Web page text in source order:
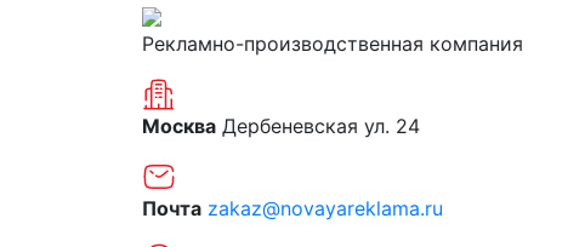
Рекламно-производственная компания
Москва Дербеневская ул. 24
Почта zakaz@novayareklama.ru